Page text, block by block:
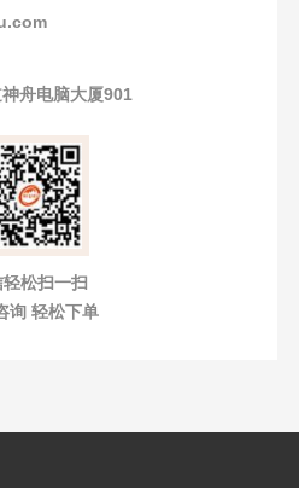
舟电脑大厦901
松扫一扫
询 轻松下单